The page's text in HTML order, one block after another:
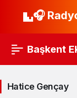
🎧
Başkent
Hatice Gençay